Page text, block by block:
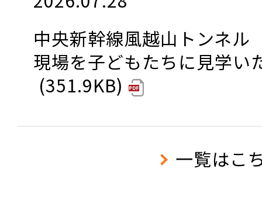
中央新幹線風越山トンネル
現場を子どもたちに見学い
351.9KB
一覧はこ